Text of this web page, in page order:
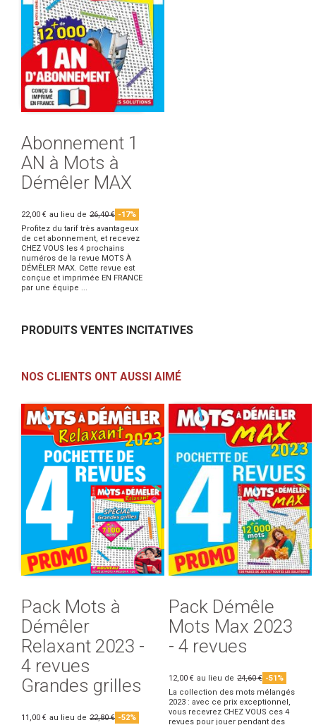
Abonnement 1
AN à Mots à
Démêler MAX
22,00 € au lieu de 26,40 € -17%
Profitez du tarif très avantageux
de cet abonnement, et recevez
CHEZ VOUS les 4 prochains
numéros de la revue MOTS À
DÉMÊLER MAX. Cette revue est
conçue et imprimée EN FRANCE
par une équipe ...
PRODUITS VENTES INCITATIVES
NOS CLIENTS ONT AUSSI AIMÉ
Pack Mots à
Démêler
Relaxant 2023 -
4 revues
Grandes grilles
11,00 € au lieu de 22,80 € -52%
Pack Démêle
Mots Max 2023
- 4 revues
12,00 € au lieu de 24,60 € -51%
La collection des mots mélangés
2023 : avec ce prix exceptionnel,
vous recevrez CHEZ VOUS ces 4
revues pour jouer pendant des